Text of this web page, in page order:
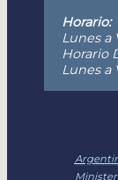
Horario:
Lunes a
Horario
Lunes a